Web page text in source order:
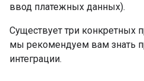
ввод платежных данных).
Существует три конкретных
мы рекомендуем вам знать
интеграции.